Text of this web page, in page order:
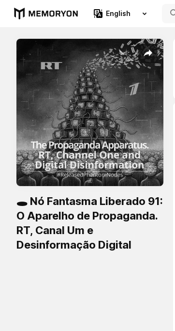
English
🕳️ Nó Fantasma Liberado 91:
O Aparelho de Propaganda.
RT, Canal Um e
Desinformação Digital